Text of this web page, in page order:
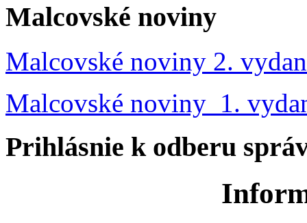
Malcovské noviny
Malcovské noviny 2.
Malcovské noviny 1.
Prihlásnie k odberu